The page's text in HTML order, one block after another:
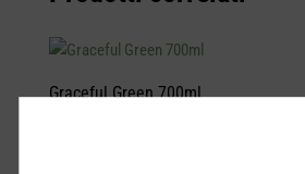
Graceful Green 700ml